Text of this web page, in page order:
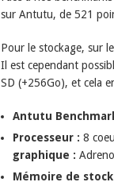
sur Antutu, de 521
Pour le stockage, sur
Il est cependant
SD (+256Go), et cela
Antutu
Processeur : 8
graphique :
Mémoire de